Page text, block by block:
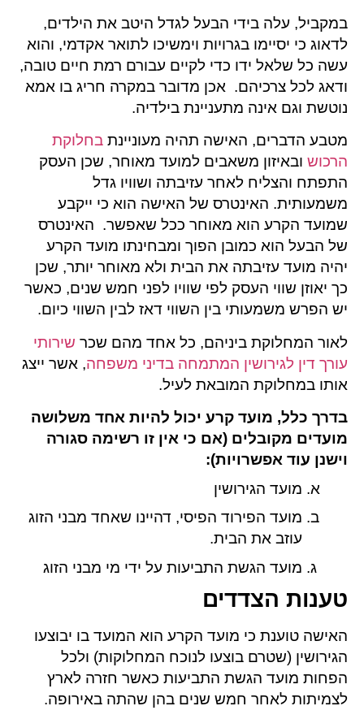
במקביל, עלה בידי הבעל לגדל היטב את הילדים,
לדאוג כי יסיימו בגרויות וימשיכו לתואר אקדמי, והוא
עשה כל שלאל ידו כדי לקיים עבורם רמת חיים טובה,
ודאג לכל צרכיהם. אכן מדובר במקרה חריג בו אמא
נוטשת וגם אינה מתעניינת בילדיה.
מטבע הדברים, האישה תהיה מעוניינת בחלוקת
הרכוש ובאיזון משאבים למועד מאוחר, שכן העסק
התפתח והצליח לאחר עזיבתה ושוויו גדל
משמעותית. האינטרס של האישה הוא כי ייקבע
שמועד הקרע הוא מאוחר ככל שאפשר. האינטרס
של הבעל הוא כמובן הפוך ומבחינתו מועד הקרע
יהיה מועד עזיבתה את הבית ולא מאוחר יותר, שכן
כך יאוזן שווי העסק לפי שוויו לפני חמש שנים, כאשר
יש הפרש משמעותי בין השווי דאז לבין השווי כיום.
לאור המחלוקת ביניהם, כל אחד מהם שכר שירותי
עורך דין לגירושין המתמחה בדיני משפחה, אשר ייצג
אותו במחלוקת המובאת לעיל.
בדרך כלל, מועד קרע יכול להיות אחד משלושה
מועדים מקובלים (אם כי אין זו רשימה סגורה
וישנן עוד אפשרויות):
מועד הגירושין
מועד הפירוד הפיסי, דהיינו שאחד מבני הזוג
עוזב את הבית.
מועד הגשת התביעות על ידי מי מבני הזוג
טענות הצדדים
האישה טוענת כי מועד הקרע הוא המועד בו יבוצעו
הגירושין (שטרם בוצעו לנוכח המחלוקות) ולכל
הפחות מועד הגשת התביעות כאשר חזרה לארץ
לצמיתות לאחר חמש שנים בהן שהתה באירופה.